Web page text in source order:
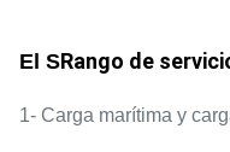
El SRango de
1- Carga marítima y